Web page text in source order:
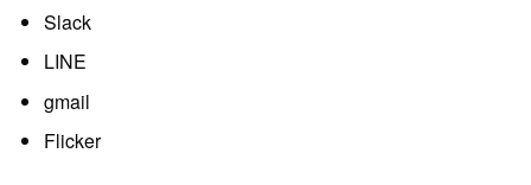
Slack
LINE
gmail
Flicker